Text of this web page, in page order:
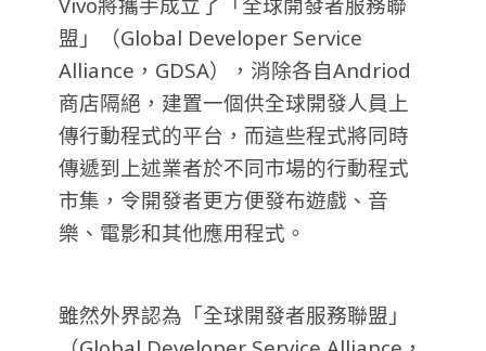
盟」（Global Developer Service
Alliance，GDSA），消除各自Andriod
商店隔絕，建置一個供全球開發人員上
傳行動程式的平台，而這些程式將同時
傳遞到上述業者於不同市場的行動程式
市集，令開發者更方便發布遊戲、音
樂、電影和其他應用程式。
雖然外界認為「全球開發者服務聯盟」